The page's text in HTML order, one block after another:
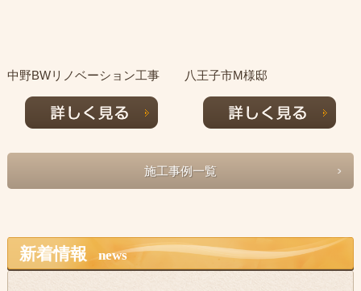
中野BWリノベーション工事 八王子市M様邸
施工事例一覧
新着情報 news